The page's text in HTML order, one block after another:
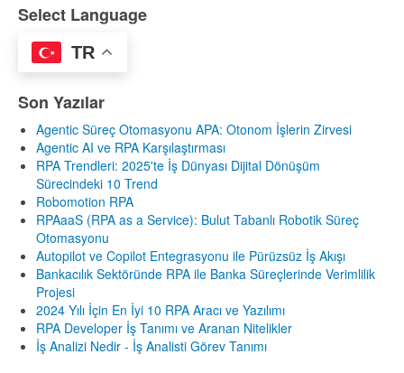
Select Language
TR
Son Yazılar
Agentic Süreç Otomasyonu APA: Otonom İşlerin Zirvesi
Agentic AI ve RPA Karşılaştırması
RPA Trendleri: 2025'te İş Dünyası Dijital Dönüşüm
Sürecindeki 10 Trend
Robomotion RPA
RPAaaS (RPA as a Service): Bulut Tabanlı Robotik Süreç
Otomasyonu
Autopilot ve Copilot Entegrasyonu ile Pürüzsüz İş Akışı
Bankacılık Sektöründe RPA ile Banka Süreçlerinde Verimlilik
Projesi
2024 Yılı İçin En İyi 10 RPA Aracı ve Yazılımı
RPA Developer İş Tanımı ve Aranan Nitelikler
İş Analizi Nedir - İş Analisti Görev Tanımı